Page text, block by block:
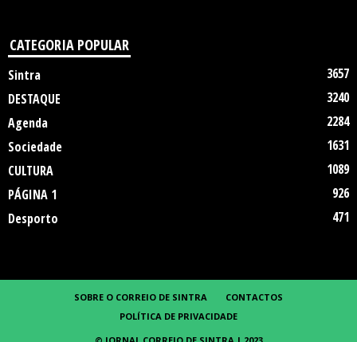
CATEGORIA POPULAR
Sintra
3657
DESTAQUE
3240
Agenda
2284
Sociedade
1631
CULTURA
1089
PÁGINA 1
926
Desporto
471
SOBRE O CORREIO DE SINTRA
CONTACTOS
POLÍTICA DE PRIVACIDADE